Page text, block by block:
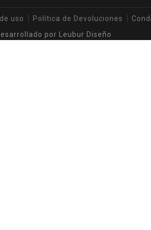
uso Política de Devoluciones
por
Leubur Diseño